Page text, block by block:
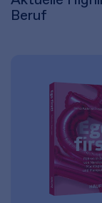
Beruf